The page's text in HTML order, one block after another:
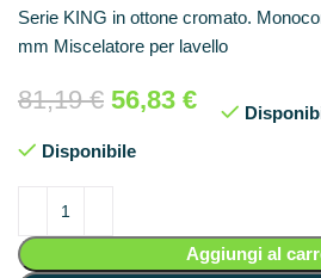
Serie KING in ottone cromato.
mm Miscelatore per lavello
81,19€ 56,83 €
Disponibile
Aggiungi al